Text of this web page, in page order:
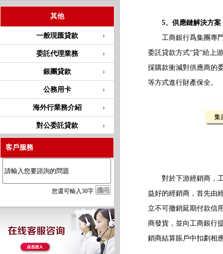
其他
一般現匯貸款
委託代理業務
銀團貸款
公務用卡
海外行業務介紹
對公委託貸款
客戶服務
您還可輸入30字
5、供應鏈解決方案
工商銀行爲集團專門
委託貸款方式“貸”給上
採購款衝減對供應商的
等方式進行財產保全。
對於下游經銷商，工
益好的經銷商，首先由
立不可撤銷延期付款信
商發貨，並向工商銀行
銷商結算賬戶中扣劃相